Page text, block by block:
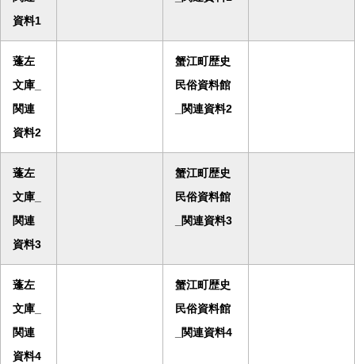
資料1
蓬左
文庫_
関連
資料2
蟹江町歴史
民俗資料館
_関連資料2
蓬左
文庫_
関連
資料3
蟹江町歴史
民俗資料館
_関連資料3
蓬左
文庫_
関連
資料4
蟹江町歴史
民俗資料館
_関連資料4